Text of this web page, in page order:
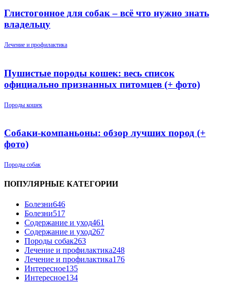
Глистогонное для собак – всё что нужно знать
владельцу
Лечение и профилактика
Пушистые породы кошек: весь список
официально признанных питомцев (+ фото)
Породы кошек
Собаки-компаньоны: обзор лучших пород (+
фото)
Породы собак
ПОПУЛЯРНЫЕ КАТЕГОРИИ
Болезни646
Болезни517
Содержание и уход461
Содержание и уход267
Породы собак263
Лечение и профилактика248
Лечение и профилактика176
Интересное135
Интересное134